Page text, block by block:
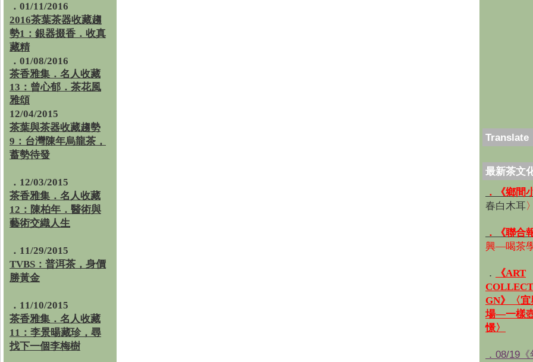
．01/11/2016
2016茶葉茶器收藏趨
勢1：銀器掇香．收真
藏精
．01/08/2016
茶香雅集 ． 名人收藏
13：曾心郁．茶花風
雅頌
12/04/2015
茶葉與茶器收藏趨勢
9：台灣陳年烏龍茶，
蓄勢待發
．12/03/2015
茶香雅集．名人收藏
12：陳柏年．醫術與
藝術交織人生
．11/29/2015
TVBS：普洱茶，身價
勝黃金
．11/10/2015
茶香雅集．名人收藏
11：李景暘藏珍，尋
找下一個李梅樹
Translate
最新茶文
．《鄉間
春白木耳〉
．《聯合
興—喝茶
．
《ART
GN》〈
場—一樣
憬〉
．08/19